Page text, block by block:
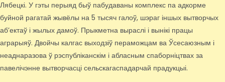
Лябецкі. У гэты перыяд быў пабудаваны комплекс па адкорме
буйной рагатай жывёлы на 5 тысяч галоў, шэраг іншых вытворчых
аб’ектаў і жылых дамоў. Прыкметна выраслі і вынікі працы
аграрыяў. Двойчы калгас выходзіў пераможцам ва Ўсесаюзным і
неаднаразова ў рэспубліканскім і абласным спаборніцтвах за
павелічэнне вытворчасці сельскагаспадарчай прадукцыі.